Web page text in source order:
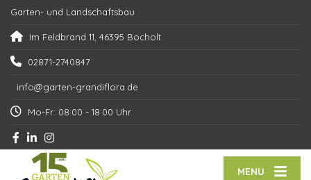
Garten- und Landschaftsbau
Im Feldbrand 11, 46395 Bocholt
02871-2740847
info@garten-grandiflora.de
Mo-Fr: 08:00 - 18:00 Uhr
MENU